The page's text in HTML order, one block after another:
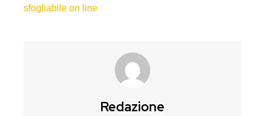
sfogliabile on line
Redazione